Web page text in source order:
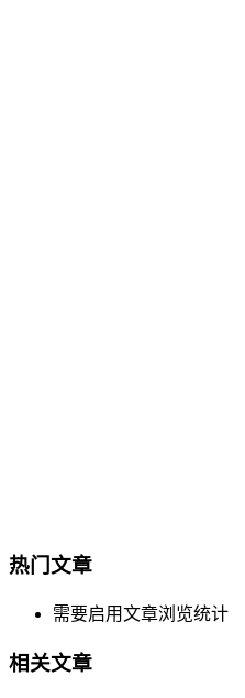
热门文章
需要启用文章浏览统计
相关文章